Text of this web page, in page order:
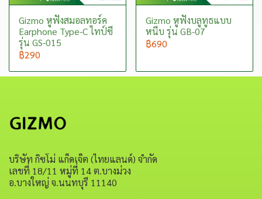
Gizmo หูฟังสมอลทอร์ค
Earphone Type-C ไทป์ซี
รุ่น GS-015
฿290
Gizmo หูฟังบลูทูธแบบ
หนีบ รุ่น GB-07
฿690
บริษัท กิซโม่ แก็ดเจ็ต (ไทยแลนด์) จำกัด
เลขที่ 18/11 หมู่ที่ 14 ต.บางม่วง
อ.บางใหญ่ จ.นนทบุรี 11140